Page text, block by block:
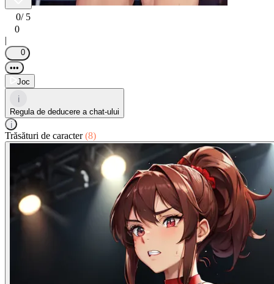
0/ 5
0
|
0
•••
Joc
i
Regula de deducere a chat-ului
i
Trăsături de caracter(8)